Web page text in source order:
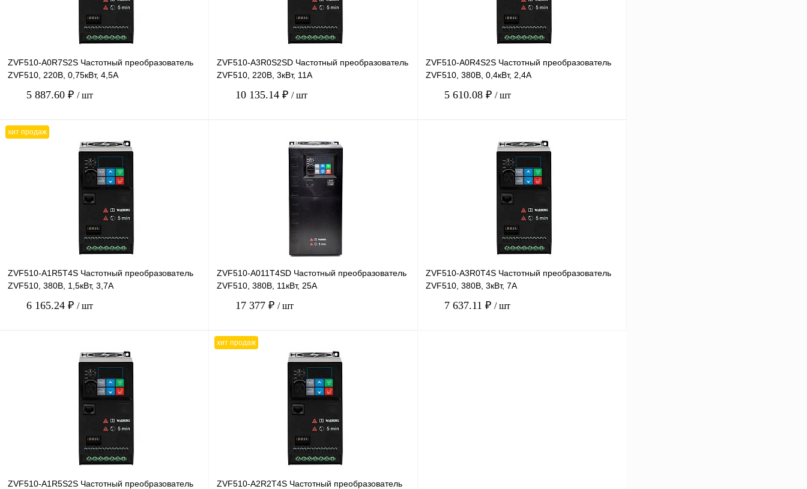
ZVF510-A0R7S2S Частотный преобразователь
ZVF510, 220В, 0,75кВт, 4,5А
5 887.60 ₽ / шт
В корзину
Сравнение
Под заказ
ZVF510-A3R0S2SD Частотный преобразователь
ZVF510, 220В, 3кВт, 11А
10 135.14 ₽ / шт
В корзину
Сравнение
Под заказ
ZVF510-A0R4S2S Частотный преобразователь
ZVF510, 380В, 0,4кВт, 2,4А
5 610.08 ₽ / шт
В корзину
Сравнение
Под заказ
хит продаж
ZVF510-A1R5T4S Частотный преобразователь
ZVF510, 380В, 1,5кВт, 3,7А
6 165.24 ₽ / шт
В корзину
Сравнение
наличии
ZVF510-A011T4SD Частотный преобразователь
ZVF510, 380В, 11кВт, 25А
17 377 ₽ / шт
В корзину
Сравнение
наличии
ZVF510-A3R0T4S Частотный преобразователь
ZVF510, 380В, 3кВт, 7А
7 637.11 ₽ / шт
ZVF510-A1R5S2S Частотный преобразователь
хит продаж
ZVF510-A2R2T4S Частотный преобразователь